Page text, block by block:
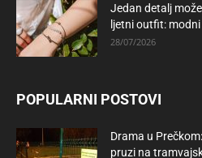
Jedan detalj
ljetni outfit:
28/07/2026
POPULARNI POSTOVI
Drama u
pruzi na